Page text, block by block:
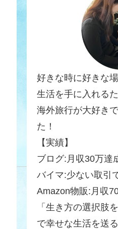
好きな時に好きな
生活を手に入れる
海外旅行が大好き
た！
【実績】
ブログ:月収30万達
バイマ:少ない取引
Amazon物販:月収
「生き方の選択肢
で幸せな生活を送